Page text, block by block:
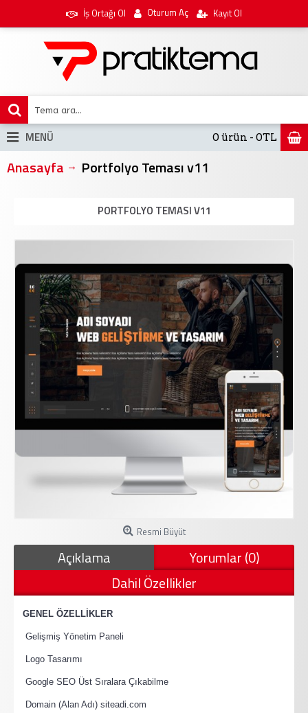
İş Ortağı Ol Oturum Aç Kayıt Ol
0 ürün - 0TL
MENÜ
Anasayfa Portfolyo Teması v11
PORTFOLYO TEMASI V11
Resmi Büyüt
Açıklama
Yorumlar (0)
Dahil Özellikler
GENEL ÖZELLİKLER
Gelişmiş Yönetim Paneli
Logo Tasarımı
Google SEO Üst Sıralara Çıkabilme
Domain (Alan Adı) siteadi.com